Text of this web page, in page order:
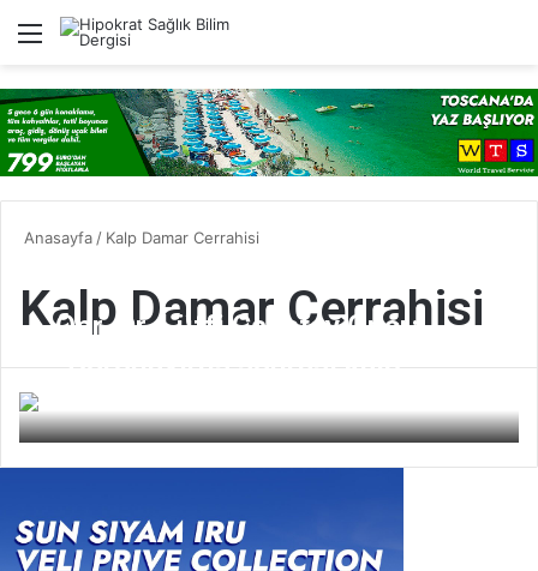
Menü
Anasayfa / Kalp Damar Cerrahisi
Kalp Damar Cerrahisi
Opr. Dr. Lütfi Çağatay Onar:
“Coronavirüs sonrası kalp
arttı.”